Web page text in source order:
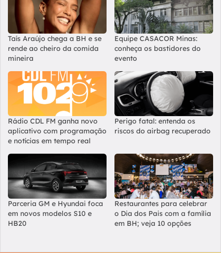
Taís Araújo chega a BH e se
rende ao cheiro da comida
mineira
Equipe CASACOR Minas:
conheça os bastidores do
evento
Rádio CDL FM ganha novo
aplicativo com programação
e notícias em tempo real
Perigo fatal: entenda os
riscos do airbag recuperado
Parceria GM e Hyundai foca
em novos modelos S10 e
HB20
Restaurantes para celebrar
o Dia dos Pais com a família
em BH; veja 10 opções